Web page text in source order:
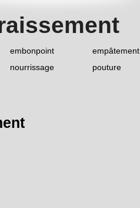
embonpoint empâtement
nourrissage pouture